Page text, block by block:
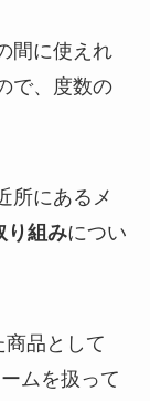
間に使えれ
で、度数の
所にあるメ
り組みについ
品として
ムを扱って